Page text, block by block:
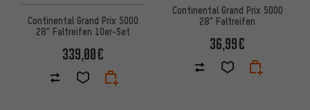
Continental Grand Prix 5000
28" Faltreifen 10er-Set
339,00€
Continental Grand Prix 5000
28" Faltreifen
36,99€